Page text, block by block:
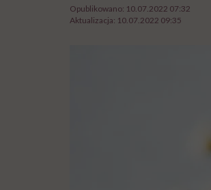
Opublikowano: 10.07.2022 07:32
Aktualizacja: 10.07.2022 09:35